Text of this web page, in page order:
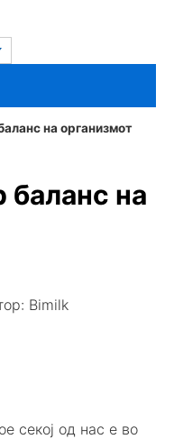
на организмот
баланс на
Bimilk
секој од нас е во